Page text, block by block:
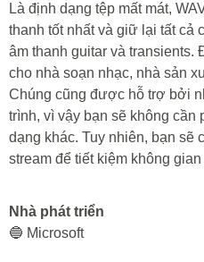
Là định dạng tệp mất mát,
thanh tốt nhất và giữ lại tất cả
âm thanh guitar và transients.
cho nhà soạn nhạc, nhà sản
Chúng cũng được hỗ trợ bởi
trình, vì vậy bạn sẽ không cần
dạng khác. Tuy nhiên, bạn sẽ
stream để tiết kiệm không
Nhà phát triển
🔵 Microsoft